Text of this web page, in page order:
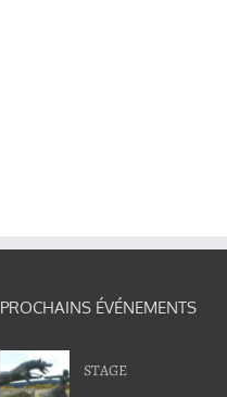
PROCHAINS ÉVÉNEMENTS
STAGE